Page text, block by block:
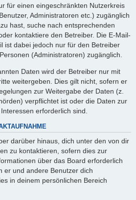
für einen eingeschränkten Nutzerkreis
Administratoren etc.) zugänglich
hast, suche nach entsprechenden
kontaktiere den Betreiber. Die E-Mail-
ist dabei jedoch nur für den Betreiber
(Administratoren) zugänglich.
Daten wird der Betreiber nur mit
weitergeben. Dies gilt nicht, sofern er
zur Weitergabe der Daten (z.
verpflichtet ist oder die Daten zur
erforderlich sind.
darüber hinaus, dich unter den von dir
zu kontaktieren, sofern dies zur
über das Board erforderlich
er und andere Benutzer dich
in deinem persönlichen Bereich